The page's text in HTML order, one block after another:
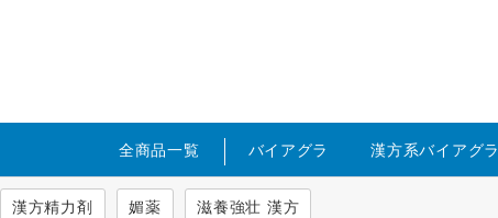
全商品一覧 バイアグラ 漢方系バイアグラ
漢方精力剤 媚薬 滋養強壮 漢方